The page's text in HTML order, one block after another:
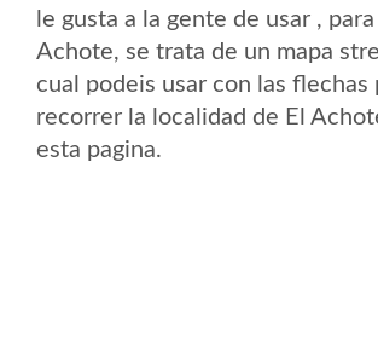
le gusta a la gente de usar ,
Achote, se trata de un mapa
cual podeis usar con las flechas
recorrer la localidad de El
esta pagina.